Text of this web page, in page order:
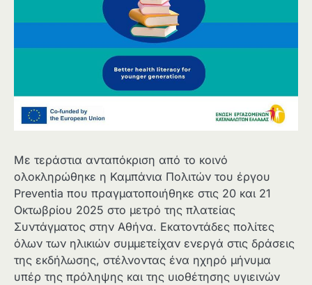
Με τεράστια ανταπόκριση από το κοινό
ολοκληρώθηκε η Καμπάνια Πολιτών του έργου
Preventia που πραγματοποιήθηκε στις 20 και 21
Οκτωβρίου 2025 στο μετρό της πλατείας
Συντάγματος στην Αθήνα. Εκατοντάδες πολίτες
όλων των ηλικιών συμμετείχαν ενεργά στις δράσεις
της εκδήλωσης, στέλνοντας ένα ηχηρό μήνυμα
υπέρ της πρόληψης και της υιοθέτησης υγιεινών